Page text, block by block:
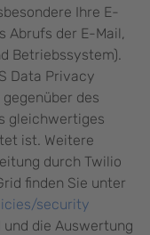
Ihre E-
Abrufs der E-Mail,
Betriebssystem).
Data Privacy
des
gleichwertiges
ist. Weitere
durch Twilio
finden Sie unter
security
und die Auswertung